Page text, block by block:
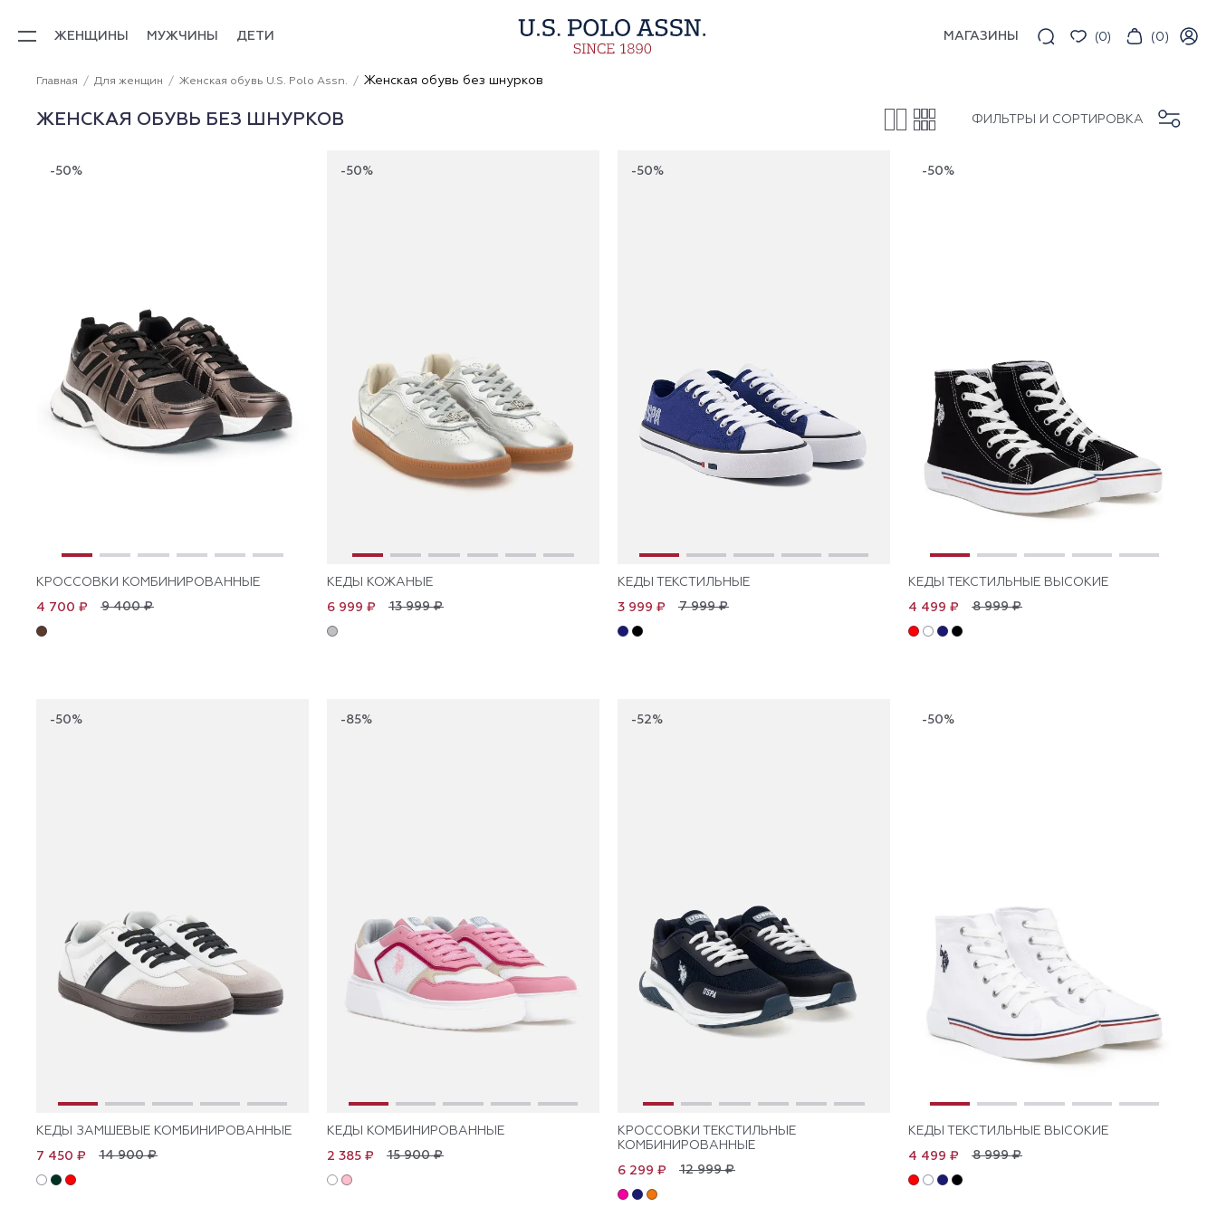
ЖЕНЩИНЫ МУЖЧИНЫ ДЕТИ МАГАЗИНЫ (0) (0)
Главная Для женщин Женская обувь U.S. Polo Assn. Женская обувь без шнурков
ЖЕНСКАЯ ОБУВЬ БЕЗ ШНУРКОВ ФИЛЬТРЫ И СОРТИРОВКА
-50%
КРОССОВКИ КОМБИНИРОВАННЫЕ
9 400 ₽
4 700 ₽
-50%
КЕДЫ КОЖАНЫЕ
13 999 ₽
6 999 ₽
-50%
КЕДЫ ТЕКСТИЛЬНЫЕ
7 999 ₽
3 999 ₽
-50%
КЕДЫ ТЕКСТИЛЬНЫЕ ВЫСОКИЕ
8 999 ₽
4 499 ₽
-50%
КЕДЫ ЗАМШЕВЫЕ КОМБИНИРОВАННЫЕ
14 900 ₽
7 450 ₽
-85%
КЕДЫ КОМБИНИРОВАННЫЕ
15 900 ₽
2 385 ₽
-52%
КРОССОВКИ ТЕКСТИЛЬНЫЕ
КОМБИНИРОВАННЫЕ
12 999 ₽
6 299 ₽
-50%
КЕДЫ ТЕКСТИЛЬНЫЕ ВЫСОКИЕ
8 999 ₽
4 499 ₽